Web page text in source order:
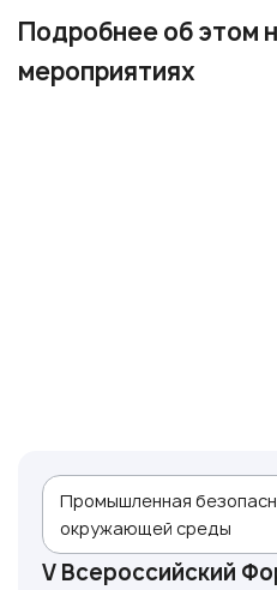
Подробнее об этом
мероприятиях
Промышленная
окружающей среды
V Всероссийский